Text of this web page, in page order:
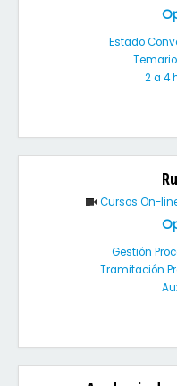
Estado
2 a 4
Cursos On-
Gestión
Tramitación